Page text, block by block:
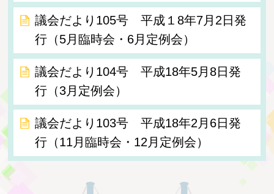
議会だより105号 平成１8年7月2日発
行（5月臨時会・6月定例会）
議会だより104号 平成18年5月8日発
行（3月定例会）
議会だより103号 平成18年2月6日発
行（11月臨時会・12月定例会）